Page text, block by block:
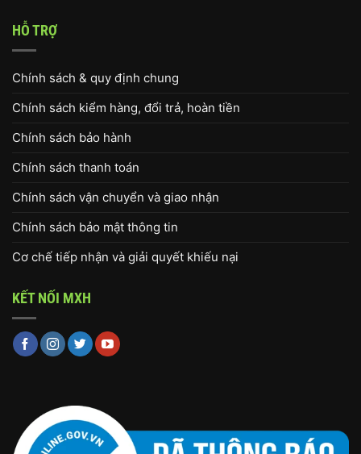
HỖ TRỢ
Chính sách & quy định chung
Chính sách kiểm hàng, đổi trả, hoàn tiền
Chính sách bảo hành
Chính sách thanh toán
Chính sách vận chuyển và giao nhận
Chính sách bảo mật thông tin
Cơ chế tiếp nhận và giải quyết khiếu nại
KẾT NỐI MXH